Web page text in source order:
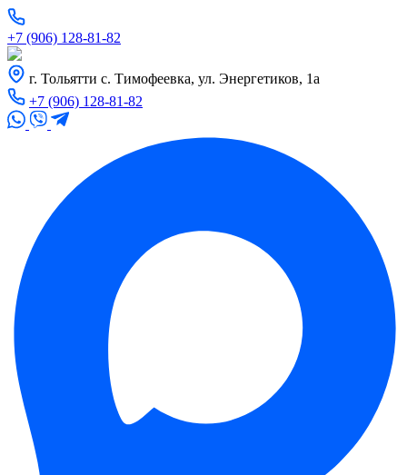
+7 (906) 128-81-82
г. Тольятти с. Тимофеевка, ул. Энергетиков, 1а
+7 (906) 128-81-82